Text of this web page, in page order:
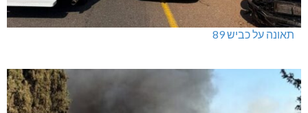
תאונה על כביש 89